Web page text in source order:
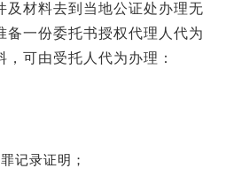
演变
及材料去到当地公证处办理无
备一份委托书授权代理人代为
可由受托人代为办理：
记录证明；